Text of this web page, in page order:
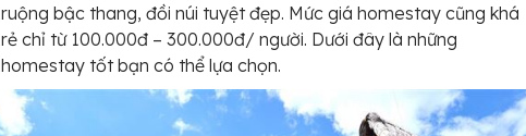
ruộng bậc thang, đồi núi tuyệt đẹp. Mức giá homestay cũng khá
rẻ chỉ từ 100.000đ – 300.000đ/ người. Dưới đây là những
homestay tốt bạn có thể lựa chọn.